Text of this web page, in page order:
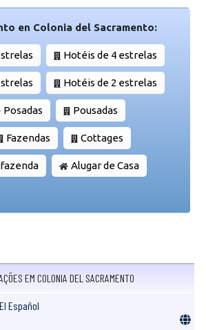
en Colonia del Sacramento:
Hotéis de 4 estrelas
Hotéis de 2 estrelas
Posadas Pousadas
Fazendas Cottages
Alugar de Casa
EM COLONIA DEL SACRAMENTO
Español